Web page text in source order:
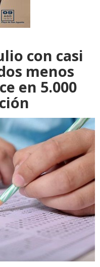
con casi
menos
en 5.000